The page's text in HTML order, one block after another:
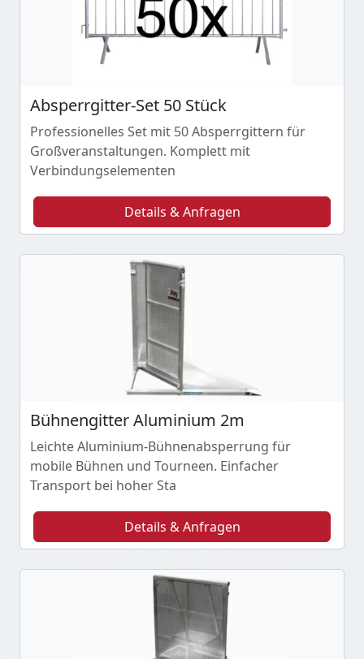
Absperrgitter-Set 50 Stück
Professionelles Set mit 50 Absperrgittern für
Großveranstaltungen. Komplett mit
Verbindungselementen
Details & Anfragen
Bühnengitter Aluminium 2m
Leichte Aluminium-Bühnenabsperrung für
mobile Bühnen und Tourneen. Einfacher
Transport bei hoher Sta
Details & Anfragen